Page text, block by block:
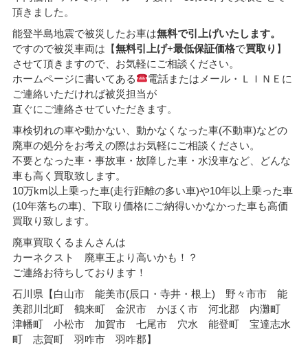
頂きました。
能登半島地震で被災したお車は無料で引上げいたします。
ですので被災車両は【無料引上げ+最低保証価格で買取り 】
させて頂きますので、お気軽にご相談ください。
ホームページに書いてある
電話またはメール・ＬＩＮＥに
ご連絡いただければ被災担当が
直ぐにご連絡させていただきます。
車検切れの車や動かない、動かなくなった車(不動車)などの
廃車の処分をお考えの際はお気軽にご相談ください。
不要となった車・事故車・故障した車・水没車など、どんな
車も高く買取致します。
10万km以上乗った車(走行距離の多い車)や10年以上乗った車
(10年落ちの車)、下取り価格にご納得いかなかった車も高価
買取り致します。
廃車買取くるまんさんは
カーネクスト 廃車王より高いかも！？
ご連絡お待ちしております！
石川県【白山市 能美市(辰口・寺井・根上) 野々市市 能
美郡川北町 鶴来町 金沢市 かほく市 河北郡 内灘町
津幡町 小松市 加賀市 七尾市 穴水 能登町 宝達志水
町 志賀町 羽咋市 羽咋郡】